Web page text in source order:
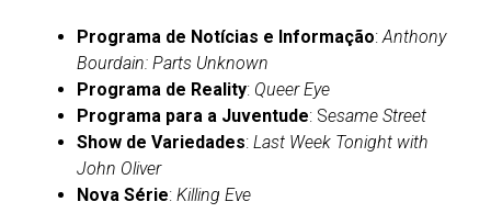
Programa de Notícias e Informação:Anthony
Bourdain: Parts Unknown
Programa de Reality: Queer Eye
Programa para a Juventude: Sesame Street
Show de Variedades: Last Week Tonight with
John Oliver
Nova Série: Killing Eve